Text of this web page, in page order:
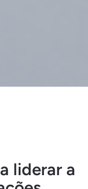
liderar a